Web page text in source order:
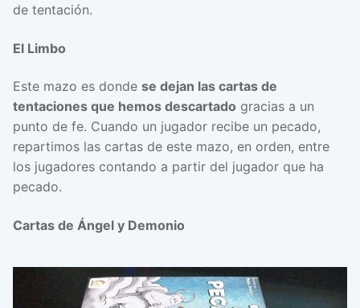
de tentación.
El Limbo
Este mazo es donde se dejan las cartas de
tentaciones que hemos descartado gracias a un
punto de fe. Cuando un jugador recibe un pecado,
repartimos las cartas de este mazo, en orden, entre
los jugadores contando a partir del jugador que ha
pecado.
Cartas de Ángel y Demonio